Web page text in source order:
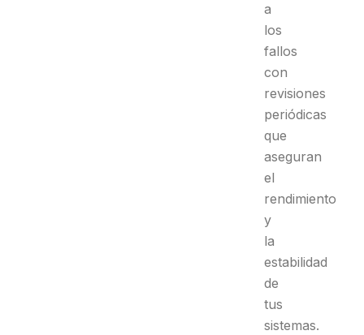
a
los
fallos
con
revisiones
periódicas
que
aseguran
el
rendimiento
y
la
estabilidad
de
tus
sistemas.